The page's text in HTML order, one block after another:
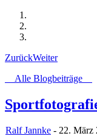
ZurückWeiter
Alle Blogbeiträge
Ralf Jannke - 22. März